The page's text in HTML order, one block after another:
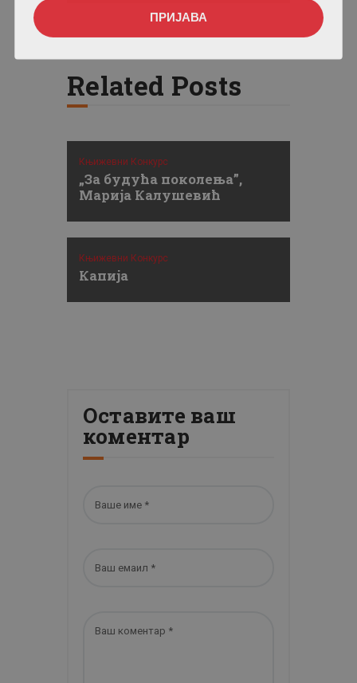
Related Posts
Књижевни Конкурс
„За будућа поколења”,
Марија Калушевић
Књижевни Конкурс
Капија
Оставите ваш
коментар
ПРИЈАВА